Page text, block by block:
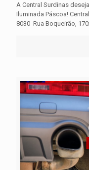
A Central Surdinas
Iluminada Páscoa!
8030 Rua Boqueirão,